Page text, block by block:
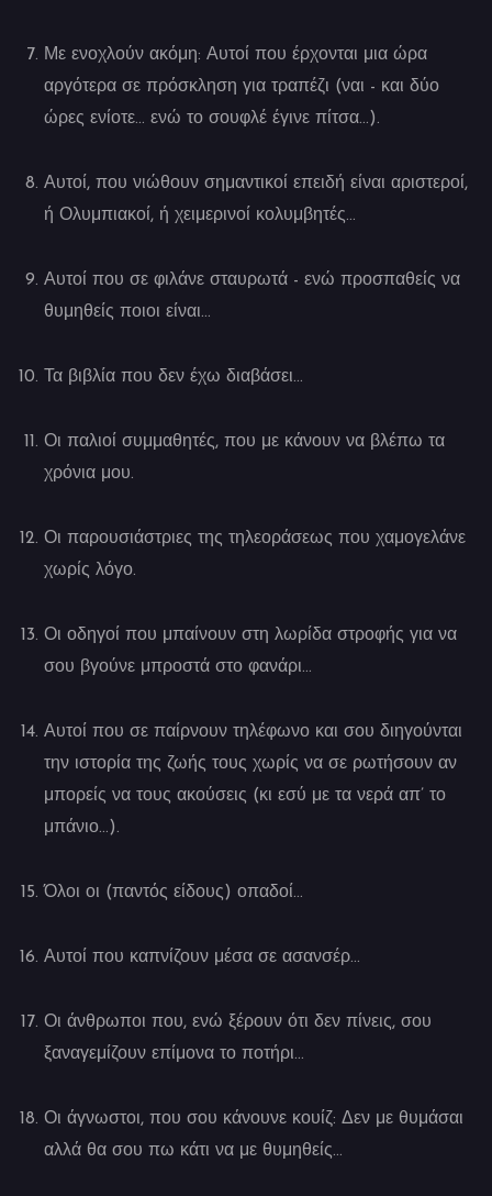
Με ενοχλούν ακόμη: Αυτοί που έρχονται μια ώρα
αργότερα σε πρόσκληση για τραπέζι (ναι - και δύο
ώρες ενίοτε… ενώ το σουφλέ έγινε πίτσα…).
Αυτοί, που νιώθουν σημαντικοί επειδή είναι αριστεροί,
ή Ολυμπιακοί, ή χειμερινοί κολυμβητές…
Αυτοί που σε φιλάνε σταυρωτά - ενώ προσπαθείς να
θυμηθείς ποιοι είναι…
Τα βιβλία που δεν έχω διαβάσει…
Οι παλιοί συμμαθητές, που με κάνουν να βλέπω τα
χρόνια μου.
Οι παρουσιάστριες της τηλεοράσεως που χαμογελάνε
χωρίς λόγο.
Οι οδηγοί που μπαίνουν στη λωρίδα στροφής για να
σου βγούνε μπροστά στο φανάρι…
Αυτοί που σε παίρνουν τηλέφωνο και σου διηγούνται
την ιστορία της ζωής τους χωρίς να σε ρωτήσουν αν
μπορείς να τους ακούσεις (κι εσύ με τα νερά απ’ το
μπάνιο…).
Όλοι οι (παντός είδους) οπαδοί…
Αυτοί που καπνίζουν μέσα σε ασανσέρ…
Οι άνθρωποι που, ενώ ξέρουν ότι δεν πίνεις, σου
ξαναγεμίζουν επίμονα το ποτήρι…
Οι άγνωστοι, που σου κάνουνε κουίζ: Δεν με θυμάσαι
αλλά θα σου πω κάτι να με θυμηθείς…